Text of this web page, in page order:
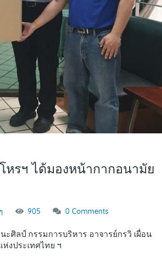
รฯ ได้มองหน้ากากอนามัย
905 0 Comments
ลป์ กรรมการบริหาร อาจารย์กรวิ เผื่อน
งประเทศไทย ฯ